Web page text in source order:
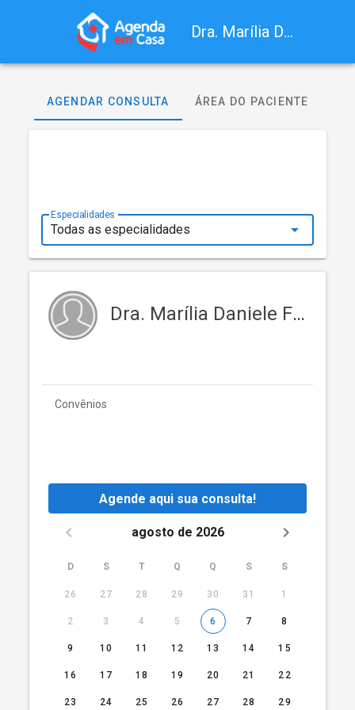
Dra. Marília Daniele Frias da Hora
AGENDAR CONSULTA ÁREA DO PACIENTE
Especialidades
Dra. Marília Daniele Frias da Hora
Convênios
Agende aqui sua consulta!
agosto de 2026
D S T Q Q S S
26 27 28 29 30 31 1
2 3 4 5 6 7 8
9 10 11 12 13 14 15
16 17 18 19 20 21 22
23 24 25 26 27 28 29